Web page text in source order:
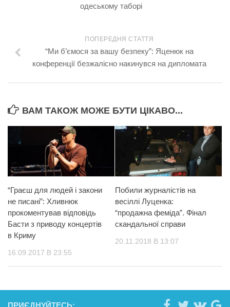
одеському таборі
ПОПЕРЕДНЯ СТАТТЯ
“Ми б’ємося за вашу безпеку”: Яценюк на
конференції безжалісно накинувся на дипломата
ВАМ ТАКОЖ МОЖЕ БУТИ ЦІКАВО...
“Граєш для людей і закони
не писані”: Хливнюк
прокоментував відповідь
Басти з приводу концертів
в Криму
16.09.2017 В 23:55
Побили журналістів на
весіллі Луценка:
“продажна феміда”. Фінал
скандальної справи
20.11.2018 В 13:07
ПРИЄДНУЙТЕСЬ: